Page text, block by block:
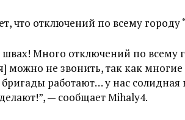
что отключений по всему городу
швах! Много отключений по всему
можно не звонить, так как
работают… у нас солидная
— сообщает Mihaly4.